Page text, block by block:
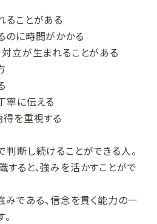
ることがある
のに時間がかかる
立が生まれることがある
寧に伝える
を重視する
断し続けることができる人。
ると、強みを活かすことがで
みである、信念を貫く能力の一